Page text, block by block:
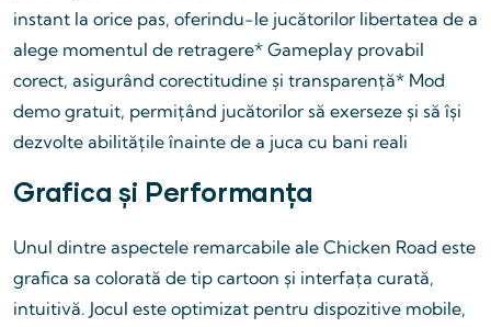
instant la orice pas, oferindu-le jucătorilor libertatea de a
alege momentul de retragere* Gameplay provabil
corect, asigurând corectitudine și transparență* Mod
demo gratuit, permițând jucătorilor să exerseze și să își
dezvolte abilitățile înainte de a juca cu bani reali
Grafica și Performanța
Unul dintre aspectele remarcabile ale Chicken Road este
grafica sa colorată de tip cartoon și interfața curată,
intuitivă. Jocul este optimizat pentru dispozitive mobile,